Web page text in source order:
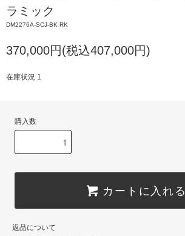
ラミック
DM2276A-SCJ-BK RK
370,000円(税込407,000円)
在庫状況 1
購入数
カートに入れる
返品について